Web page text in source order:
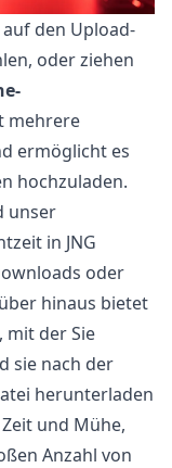
den Upload-
oder ziehen
mehrere
ermöglicht es
hochzuladen.
unser
in JNG
oder
hinaus bietet
, mit der Sie
sie nach der
herunterladen
und Mühe,
Anzahl von